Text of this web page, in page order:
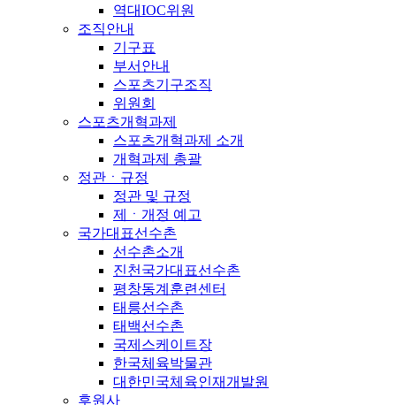
역대IOC위원
조직안내
기구표
부서안내
스포츠기구조직
위원회
스포츠개혁과제
스포츠개혁과제 소개
개혁과제 총괄
정관ㆍ규정
정관 및 규정
제ㆍ개정 예고
국가대표선수촌
선수촌소개
진천국가대표선수촌
평창동계훈련센터
태릉선수촌
태백선수촌
국제스케이트장
한국체육박물관
대한민국체육인재개발원
후원사